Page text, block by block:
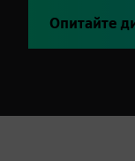
Опитайте